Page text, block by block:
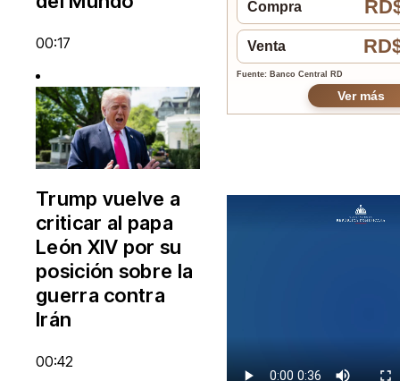
00:17
Trump vuelve a
criticar al papa
León XIV por su
posición sobre la
guerra contra
Irán
00:42
Compra
Venta
Fuente: Banco Central RD
Ver más